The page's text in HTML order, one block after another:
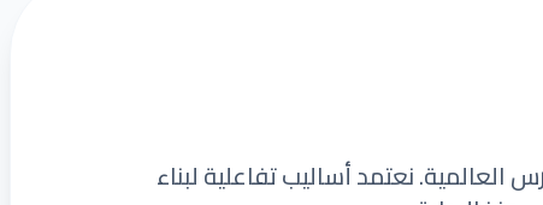
نعتمد أساليب تفاعلية لبناء